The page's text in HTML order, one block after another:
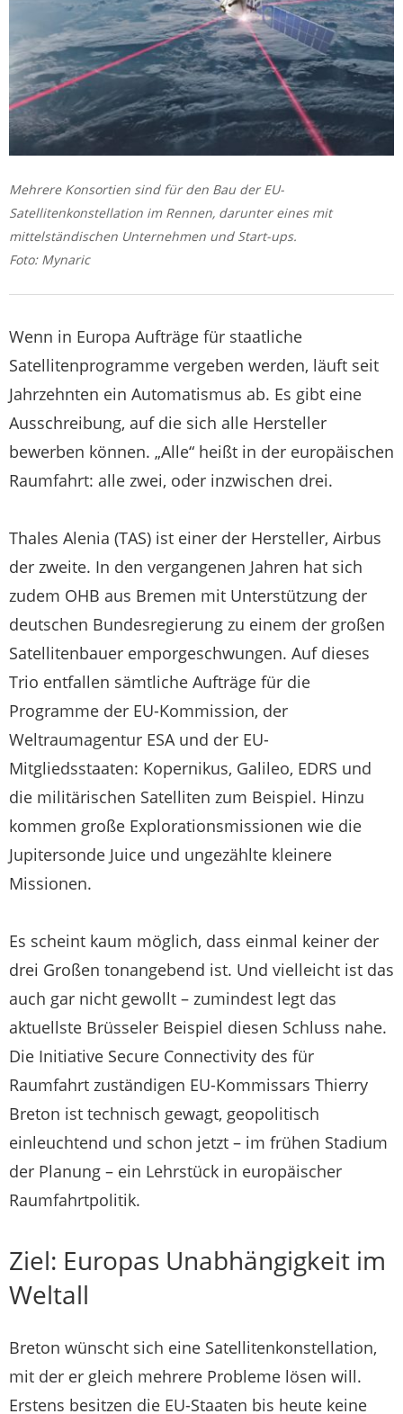
Mehrere Konsortien sind für den Bau der EU-
Satellitenkonstellation im Rennen, darunter eines mit
mittelständischen Unternehmen und Start-ups.
Foto: Mynaric
Wenn in Europa Aufträge für staatliche
Satellitenprogramme vergeben werden, läuft seit
Jahrzehnten ein Automatismus ab. Es gibt eine
Ausschreibung, auf die sich alle Hersteller
bewerben können. „Alle“ heißt in der europäischen
Raumfahrt: alle zwei, oder inzwischen drei.
Thales Alenia (TAS) ist einer der Hersteller, Airbus
der zweite. In den vergangenen Jahren hat sich
zudem OHB aus Bremen mit Unterstützung der
deutschen Bundesregierung zu einem der großen
Satellitenbauer emporgeschwungen. Auf dieses
Trio entfallen sämtliche Aufträge für die
Programme der EU-Kommission, der
Weltraumagentur ESA und der EU-
Mitgliedsstaaten: Kopernikus, Galileo, EDRS und
die militärischen Satelliten zum Beispiel. Hinzu
kommen große Explorationsmissionen wie die
Jupitersonde Juice und ungezählte kleinere
Missionen.
Es scheint kaum möglich, dass einmal keiner der
drei Großen tonangebend ist. Und vielleicht ist das
auch gar nicht gewollt – zumindest legt das
aktuellste Brüsseler Beispiel diesen Schluss nahe.
Die Initiative Secure Connectivity des für
Raumfahrt zuständigen EU-Kommissars Thierry
Breton ist technisch gewagt, geopolitisch
einleuchtend und schon jetzt – im frühen Stadium
der Planung – ein Lehrstück in europäischer
Raumfahrtpolitik.
Ziel: Europas Unabhängigkeit im
Weltall
Breton wünscht sich eine Satellitenkonstellation,
mit der er gleich mehrere Probleme lösen will.
Erstens besitzen die EU-Staaten bis heute keine